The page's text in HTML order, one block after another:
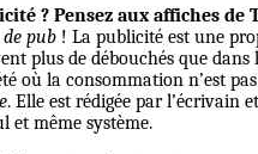
? Pensez aux affiches de
de pub ! La publicité est une
plus de débouchés que
où la consommation n’est
. Elle est rédigée par l’écrivain
et même système.